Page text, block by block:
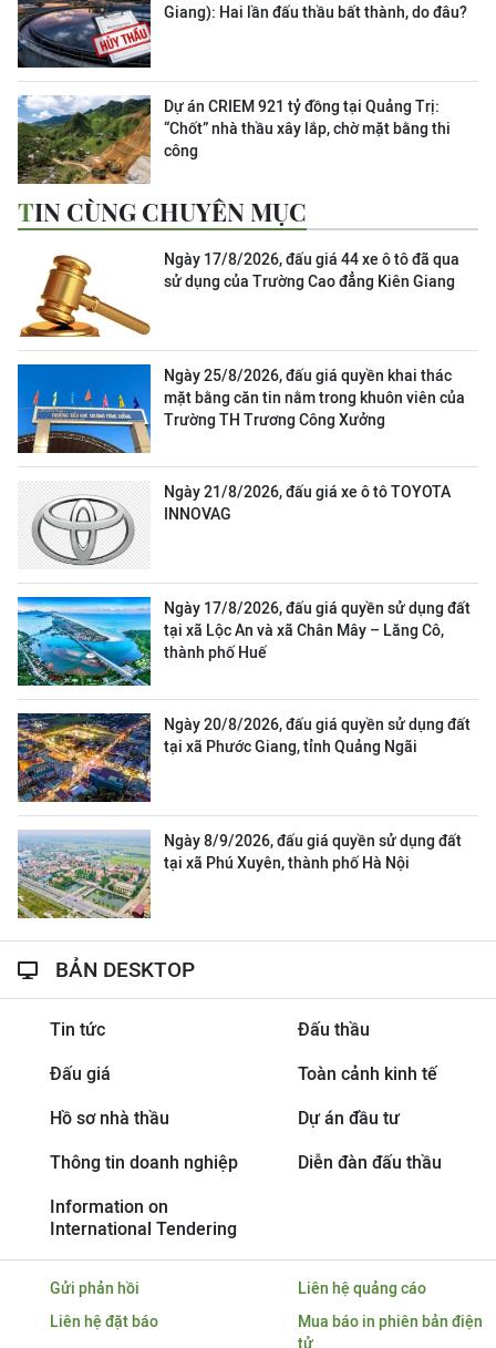
Giang): Hai lần đấu thầu bất thành, do đâu?
Dự án CRIEM 921 tỷ đồng tại Quảng Trị:
“Chốt” nhà thầu xây lắp, chờ mặt bằng thi
công
TIN CÙNG CHUYÊN MỤC
Ngày 17/8/2026, đấu giá 44 xe ô tô đã qua
sử dụng của Trường Cao đẳng Kiên Giang
Ngày 25/8/2026, đấu giá quyền khai thác
mặt bằng căn tin nằm trong khuôn viên của
Trường TH Trương Công Xưởng
Ngày 21/8/2026, đấu giá xe ô tô TOYOTA
INNOVAG
Ngày 17/8/2026, đấu giá quyền sử dụng đất
tại xã Lộc An và xã Chân Mây – Lăng Cô,
thành phố Huế
Ngày 20/8/2026, đấu giá quyền sử dụng đất
tại xã Phước Giang, tỉnh Quảng Ngãi
Ngày 8/9/2026, đấu giá quyền sử dụng đất
tại xã Phú Xuyên, thành phố Hà Nội
BẢN DESKTOP
Tin tức Đấu thầu
Đấu giá Toàn cảnh kinh tế
Hồ sơ nhà thầu Dự án đầu tư
Thông tin doanh nghiệp Diễn đàn đấu thầu
Information on
International Tendering
Gửi phản hồi
Liên hệ quảng cáo
Liên hệ đặt báo
Mua báo in phiên bản điện
tử